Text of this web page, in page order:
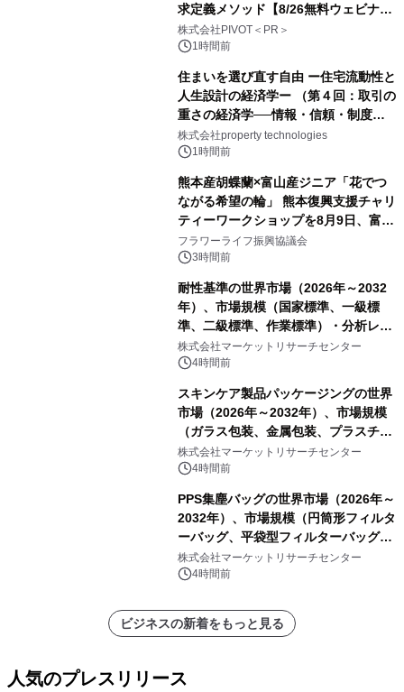
求定義メソッド【8/26無料ウェビナ
ー】株式会社PIVOT
株式会社PIVOT＜PR＞
1時間前
住まいを選び直す自由 ー住宅流動性と
人生設計の経済学ー （第４回：取引の
重さの経済学──情報・信頼・制度を
PropTechはどう組み替えるか）｜
PropTech-Lab
株式会社property technologies
1時間前
熊本産胡蝶蘭×富山産ジニア「花でつ
ながる希望の輪」 熊本復興支援チャリ
ティーワークショップを8月9日、富
山・射水で開催
フラワーライフ振興協議会
3時間前
耐性基準の世界市場（2026年～2032
年）、市場規模（国家標準、一級標
準、二級標準、作業標準）・分析レポ
ートを発表
株式会社マーケットリサーチセンター
4時間前
スキンケア製品パッケージングの世界
市場（2026年～2032年）、市場規模
（ガラス包装、金属包装、プラスチッ
ク包装、その他）・分析レポートを発
表
株式会社マーケットリサーチセンター
4時間前
PPS集塵バッグの世界市場（2026年～
2032年）、市場規模（円筒形フィルタ
ーバッグ、平袋型フィルターバッグ、
プリーツフィルターバッグ、その
他）・分析レポートを発表
株式会社マーケットリサーチセンター
4時間前
ビジネスの新着をもっと見る
人気のプレスリリース